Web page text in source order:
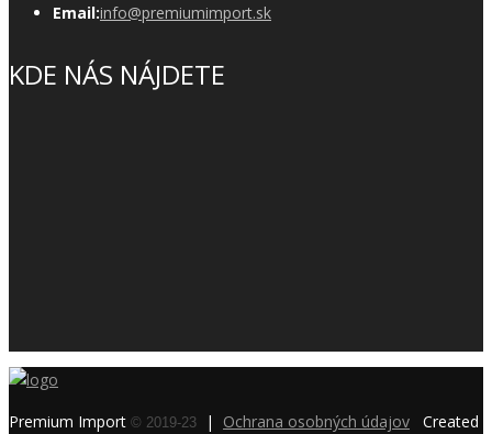
Email:info@premiumimport.sk
KDE NÁS NÁJDETE
Premium Import © 2019-23 | Ochrana osobných údajov Created